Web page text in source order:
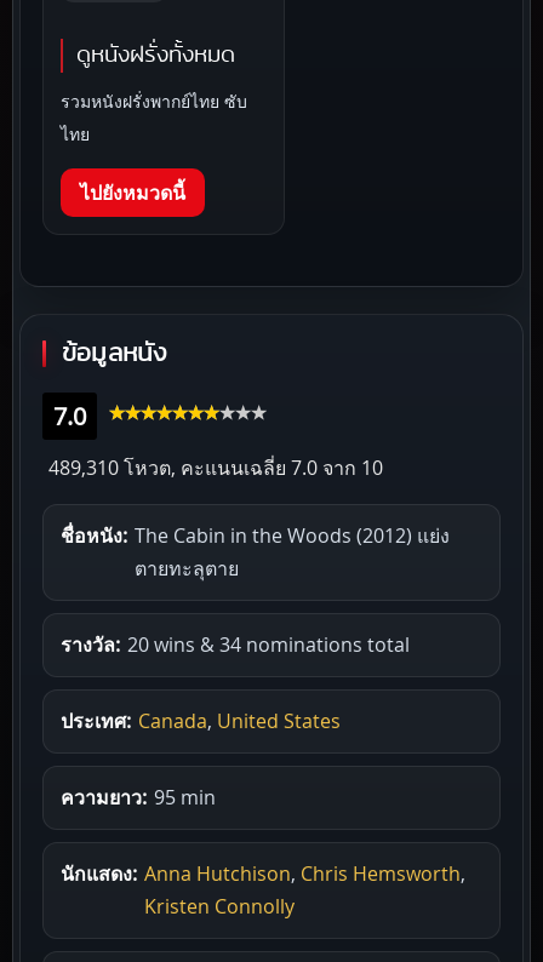
ดูหนังฝรั่งทั้งหมด
รวมหนังฝรั่งพากย์ไทย ซับ
ไทย
ไปยังหมวดนี้
ข้อมูลหนัง
7.0
489,310 โหวต, คะแนนเฉลี่ย 7.0 จาก 10
ชื่อหนัง: The Cabin in the Woods (2012) แย่ง
ตายทะลุตาย
รางวัล: 20 wins & 34 nominations total
ประเทศ: Canada, United States
ความยาว: 95 min
นักแสดง: Anna Hutchison, Chris Hemsworth,
Kristen Connolly